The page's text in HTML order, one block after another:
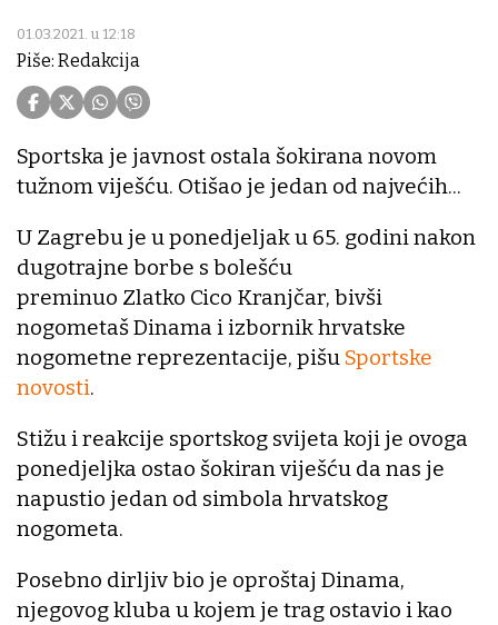
01.03.2021. u 12:18
Piše: Redakcija
Sportska je javnost ostala šokirana novom
tužnom viješću. Otišao je jedan od najvećih...
U Zagrebu je u ponedjeljak u 65. godini nakon
dugotrajne borbe s bolešću
preminuo Zlatko Cico Kranjčar, bivši
nogometaš Dinama i izbornik hrvatske
nogometne reprezentacije, pišu Sportske
novosti.
Stižu i reakcije sportskog svijeta koji je ovoga
ponedjeljka ostao šokiran viješću da nas je
napustio jedan od simbola hrvatskog
nogometa.
Posebno dirljiv bio je oproštaj Dinama,
njegovog kluba u kojem je trag ostavio i kao